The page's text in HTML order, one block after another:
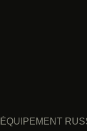
ÉQUIPEMENT